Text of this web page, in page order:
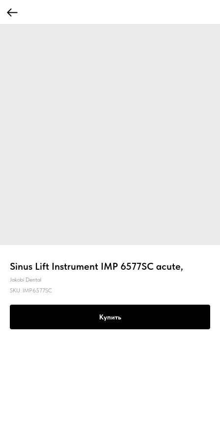
Sinus Lift Instrument IMP 6577SC acute,
Jakobi Dental
SKU: IMP6577SC
Купить